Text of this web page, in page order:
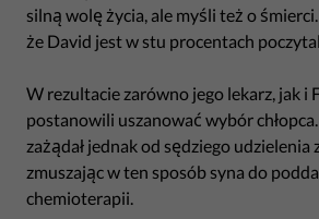
silną wolę życia, ale myśli też o
że David jest w stu procentach
W rezultacie zarówno jego lekarz, jak i
postanowili uszanować wybór
zażądał jednak od sędziego udzielenia
zmuszając w ten sposób syna do
chemioterapii.